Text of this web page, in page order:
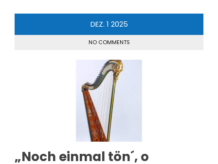
DEZ. 1 2025
NO COMMENTS
„Noch einmal tön´, o